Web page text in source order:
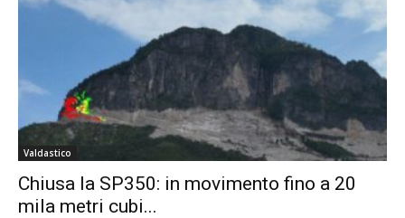
Valdastico
Chiusa la SP350: in movimento fino a 20
mila metri cubi...